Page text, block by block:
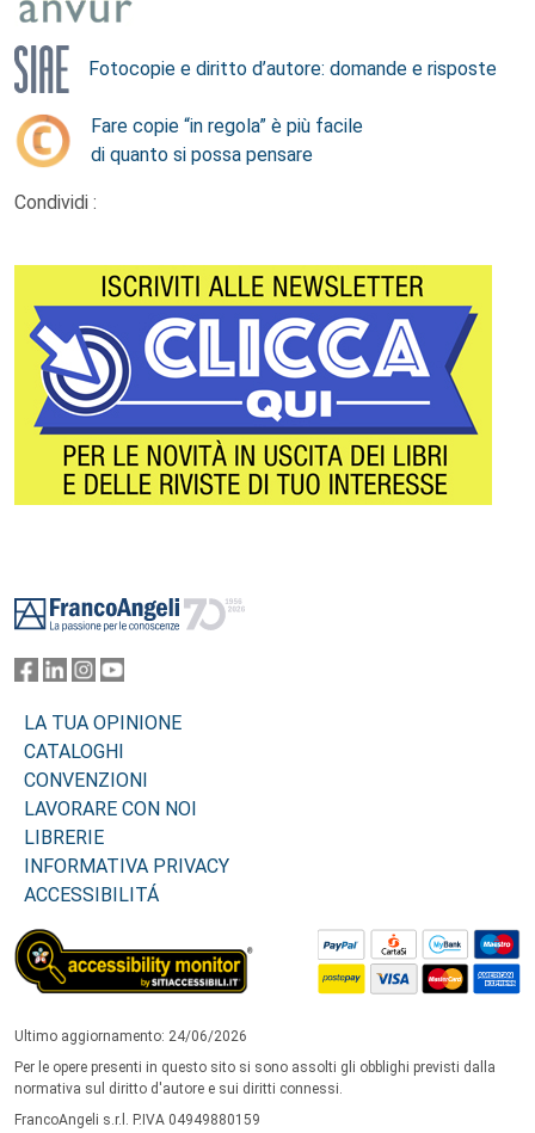
Fotocopie e diritto d’autore: domande e risposte
Fare copie “in regola” è più facile
di quanto si possa pensare
Condividi :
LA TUA OPINIONE
CATALOGHI
CONVENZIONI
LAVORARE CON NOI
LIBRERIE
INFORMATIVA PRIVACY
ACCESSIBILITÁ
Ultimo aggiornamento: 24/06/2026
Per le opere presenti in questo sito si sono assolti gli obblighi previsti dalla
normativa sul diritto d'autore e sui diritti connessi.
FrancoAngeli s.r.l. P.IVA 04949880159